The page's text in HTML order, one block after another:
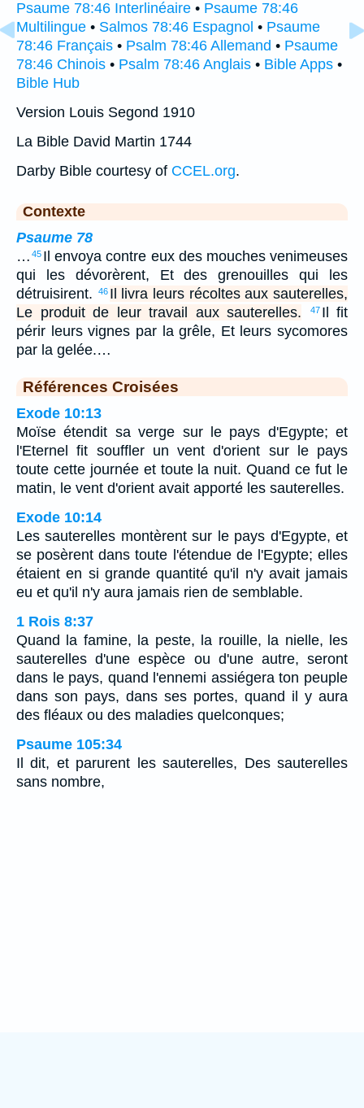
Psaume 78:46 Interlinéaire • Psaume 78:46
Multilingue • Salmos 78:46 Espagnol • Psaume
78:46 Français • Psalm 78:46 Allemand • Psaume
78:46 Chinois • Psalm 78:46 Anglais • Bible Apps •
Bible Hub
Version Louis Segond 1910
La Bible David Martin 1744
Darby Bible courtesy of CCEL.org.
Contexte
Psaume 78
… 45 Il envoya contre eux des mouches venimeuses
qui les dévorèrent, Et des grenouilles qui les
détruisirent.
46 Il livra leurs récoltes aux sauterelles,
Le produit de leur travail aux sauterelles.
47 Il fit
périr leurs vignes par la grêle, Et leurs sycomores
par la gelée.…
Références Croisées
Exode 10:13
Moïse étendit sa verge sur le pays d'Egypte; et
l'Eternel fit souffler un vent d'orient sur le pays
toute cette journée et toute la nuit. Quand ce fut le
matin, le vent d'orient avait apporté les sauterelles.
Exode 10:14
Les sauterelles montèrent sur le pays d'Egypte, et
se posèrent dans toute l'étendue de l'Egypte; elles
étaient en si grande quantité qu'il n'y avait jamais
eu et qu'il n'y aura jamais rien de semblable.
1 Rois 8:37
Quand la famine, la peste, la rouille, la nielle, les
sauterelles d'une espèce ou d'une autre, seront
dans le pays, quand l'ennemi assiégera ton peuple
dans son pays, dans ses portes, quand il y aura
des fléaux ou des maladies quelconques;
Psaume 105:34
Il dit, et parurent les sauterelles, Des sauterelles
sans nombre,